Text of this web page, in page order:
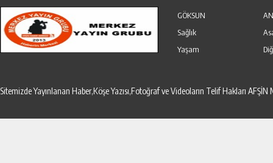
GÖKSUN
Sağlık
Yaşam
Sitemizde Yayınlanan Haber,Köşe Yazısı,Fotoğraf ve Videoların Telif Hakları